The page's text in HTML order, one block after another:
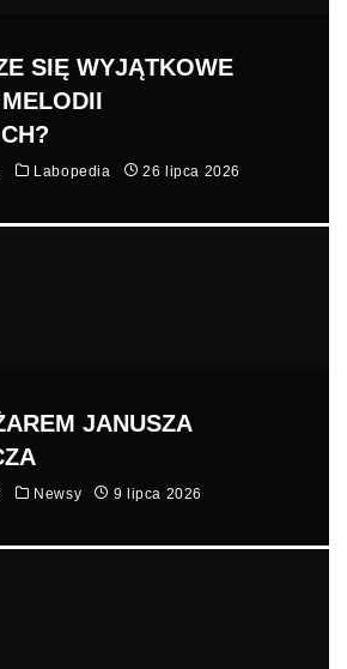
SIĘ WYJĄTKOWE
Labopedia 26 lipca 2026
JANUSZA
Newsy 9 lipca 2026